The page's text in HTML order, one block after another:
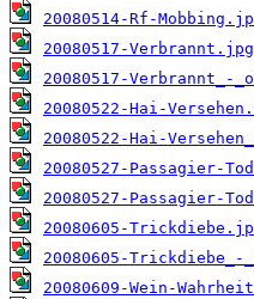
20080514-Rf-
20080517-Verbrannt.jpg
20080517-Verbrannt_-
20080522-Hai-
20080522-Hai-
20080527-Passagier-
20080527-Passagier-
20080605-
20080605-
20080609-Wein-